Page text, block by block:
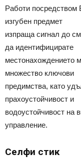
Работи посредством
изгубен предмет
изпраща сигнал до
да идентифицирате
местонахождението
множество ключови
предимства, като
прахоустойчивост и
водоустойчивост на
управление.
Селфи стик